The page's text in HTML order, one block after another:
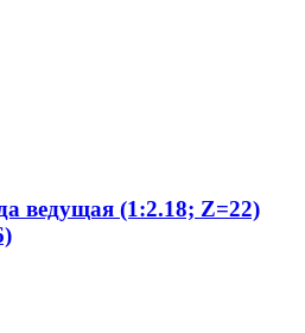
ведущая (1:2.18; Z=22)